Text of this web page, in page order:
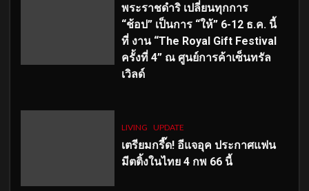
พระราชดำริ เปลี่ยนทุกการ
“ช้อป” เป็นการ “ให้” 6-12 ธ.ค. นี้
ที่ งาน “The Royal Gift Festival
ครั้งที่ 4” ณ ศูนย์การค้าเซ็นทรัล
เวิลด์
LIVING UPDATE
เตรียมกรี๊ด! อีแจอุค ประกาศแฟน
มีตติ้งในไทย 4 กพ 66 นี้